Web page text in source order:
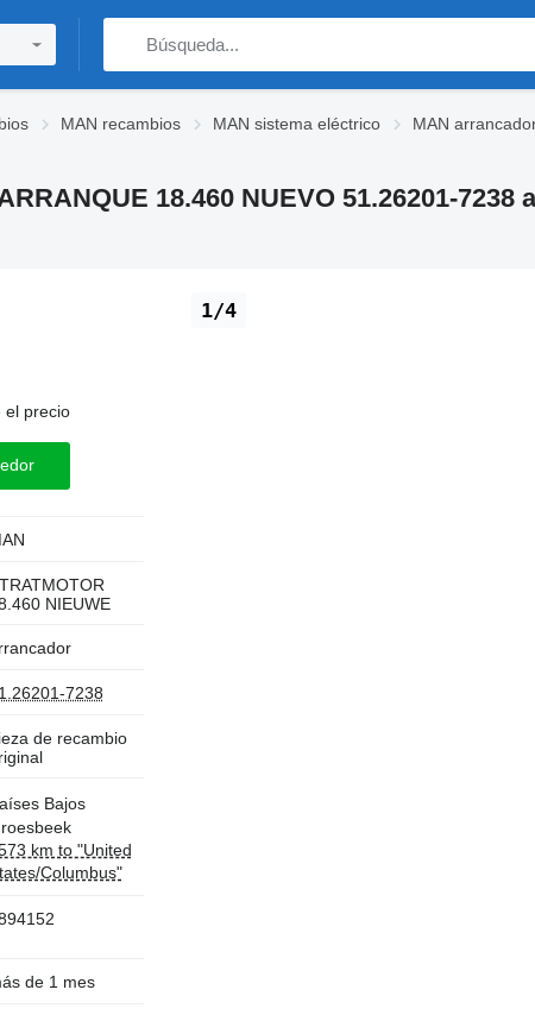
MAN recambios MAN sistema eléctrico MAN
18.460 NUEVO 51.26201-7238
1/4
el precio
NIEUWE
7238
de recambio
Bajos
km to "United
Columbus"
de 1 mes